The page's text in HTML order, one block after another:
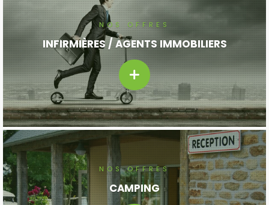
NOS OFFRES
INFIRMIÈRES / AGENTS IMMOBILIERS
NOS OFFRES
CAMPING